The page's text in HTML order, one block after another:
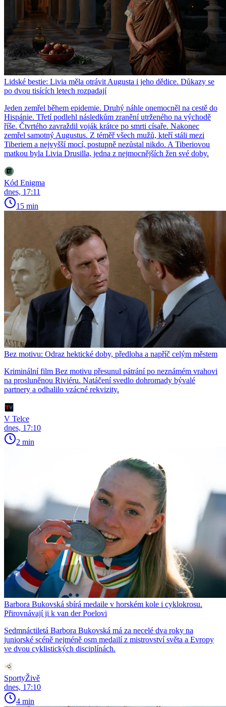
Lidské bestie: Livia měla otrávit Augusta i jeho dědice. Důkazy se
po dvou tisících letech rozpadají
Jeden zemřel během epidemie. Druhý náhle onemocněl na cestě do
Hispánie. Třetí podlehl následkům zranění utrženého na východě
říše. Čtvrtého zavraždil voják krátce po smrti císaře. Nakonec
zemřel samotný Augustus. Z téměř všech mužů, kteří stáli mezi
Tiberiem a nejvyšší mocí, postupně nezůstal nikdo. A Tiberiovou
matkou byla Livia Drusilla, jedna z nejmocnějších žen své doby.
Kód Enigma
dnes, 17:11
15 min
Bez motivu: Odraz hektické doby, předloha a napříč celým městem
Kriminální film Bez motivu přesunul pátrání po neznámém vrahovi
na prosluněnou Riviéru. Natáčení svedlo dohromady bývalé
partnery a odhalilo vzácné rekvizity.
V Telce
dnes, 17:10
2 min
Barbora Bukovská sbírá medaile v horském kole i cyklokrosu.
Přirovnávají ji k van der Poelovi
Sedmnáctiletá Barbora Bukovská má za necelé dva roky na
juniorské scéně nejméně osm medailí z mistrovství světa a Evropy
ve dvou cyklistických disciplínách.
SportyŽivě
dnes, 17:10
4 min